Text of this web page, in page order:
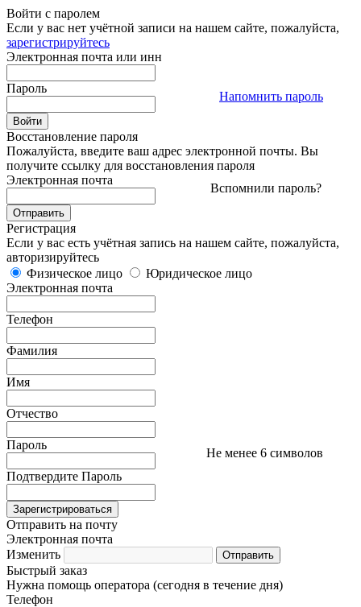
Войти с паролем
Если у вас нет учётной записи на нашем сайте, пожалуйста,
зарегистрируйтесь
Электронная почта или инн
Пароль
Напомнить пароль
Восстановление пароля
Пожалуйста, введите ваш адрес электронной почты. Вы
получите ссылку для восстановления пароля
Электронная почта
Вспомнили пароль?
Регистрация
Если у вас есть учётная запись на нашем сайте, пожалуйста,
авторизируйтесь
Физическое лицо
Юридическое лицо
Электронная почта
Телефон
Фамилия
Имя
Отчество
Пароль
Не менее 6 символов
Подтвердите Пароль
Отправить на почту
Электронная почта
Изменить
Быстрый заказ
Нужна помощь оператора (сегодня в течение дня)
Телефон